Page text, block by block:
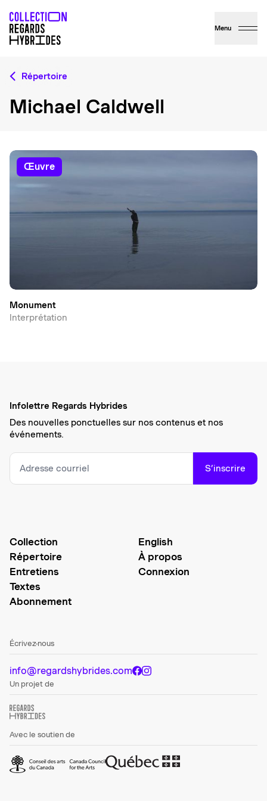
Menu
Répertoire
Michael Caldwell
œuvre
Monument
Interprétation
Infolettre Regards Hybrides
Des nouvelles ponctuelles sur nos contenus et nos
événements.
S’inscrire
Collection
Répertoire
Entretiens
Textes
Abonnement
English
À propos
Connexion
Écrivez-nous
info@regardshybrides.com
Un projet de
Avec le soutien de